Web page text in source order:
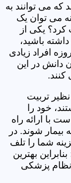
که می توانند به
می توان یک
یکی از
باشید،
افراد زیادی
دانش در این
کنند.
تربیت
خود را
با ارائه راه
شوند. در
شما را تلف
بهترین
پزشکی